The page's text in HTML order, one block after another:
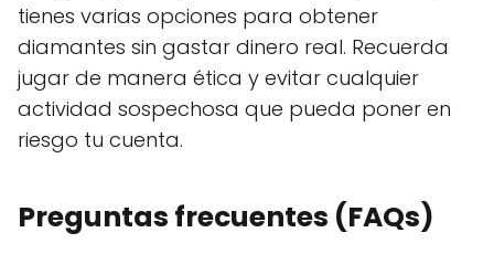
tienes varias opciones para obtener
diamantes sin gastar dinero real. Recuerda
jugar de manera ética y evitar cualquier
actividad sospechosa que pueda poner en
riesgo tu cuenta.
Preguntas frecuentes (FAQs)